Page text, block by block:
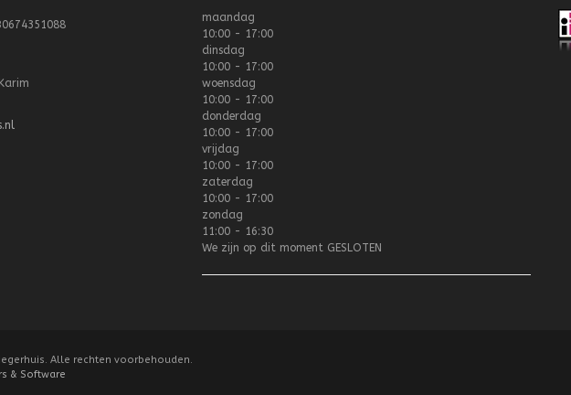
Karim
maandag
10:00 - 17:00
dinsdag
10:00 - 17:00
woensdag
10:00 - 17:00
donderdag
10:00 - 17:00
vrijdag
10:00 - 17:00
zaterdag
10:00 - 17:00
zondag
11:00 - 16:30
We zijn op dit moment GESLOTEN
Alle rechten voorbehouden.
& Software